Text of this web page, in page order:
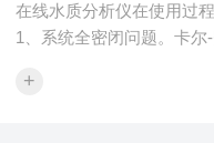
在线水质分析仪在使用过
1、系统全密闭问题。卡尔
发生试剂泄漏将直接影响
+